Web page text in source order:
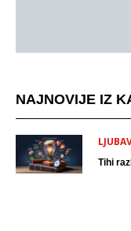
NAJNOVIJE IZ
Tihi